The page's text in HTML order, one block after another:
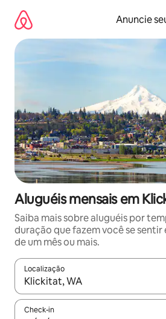
para
conteúdo
Anuncie
Aluguéis mensais em
Saiba mais sobre aluguéis por
duração que fazem você se sentir
de um mês ou mais.
Localização
Quando os resultados estiverem
Check-in